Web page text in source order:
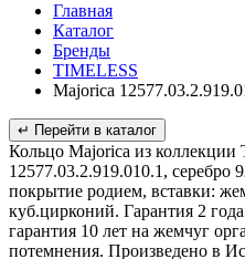
Главная
Каталог
Бренды
TIMELESS
Majorica
↵ Перейти в каталог
Кольцо Majorica из коллекции
12577.03.2.919.010.1, серебро
покрытие родием, вставки:
куб.цирконий. Гарантия 2
гарантия 10 лет на жемчуг
потемнения. Произведено в